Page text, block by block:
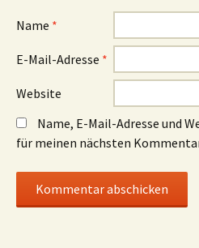
Name *
E-Mail-Adresse *
Website
Name, E-Mail-Adresse und
für meinen nächsten